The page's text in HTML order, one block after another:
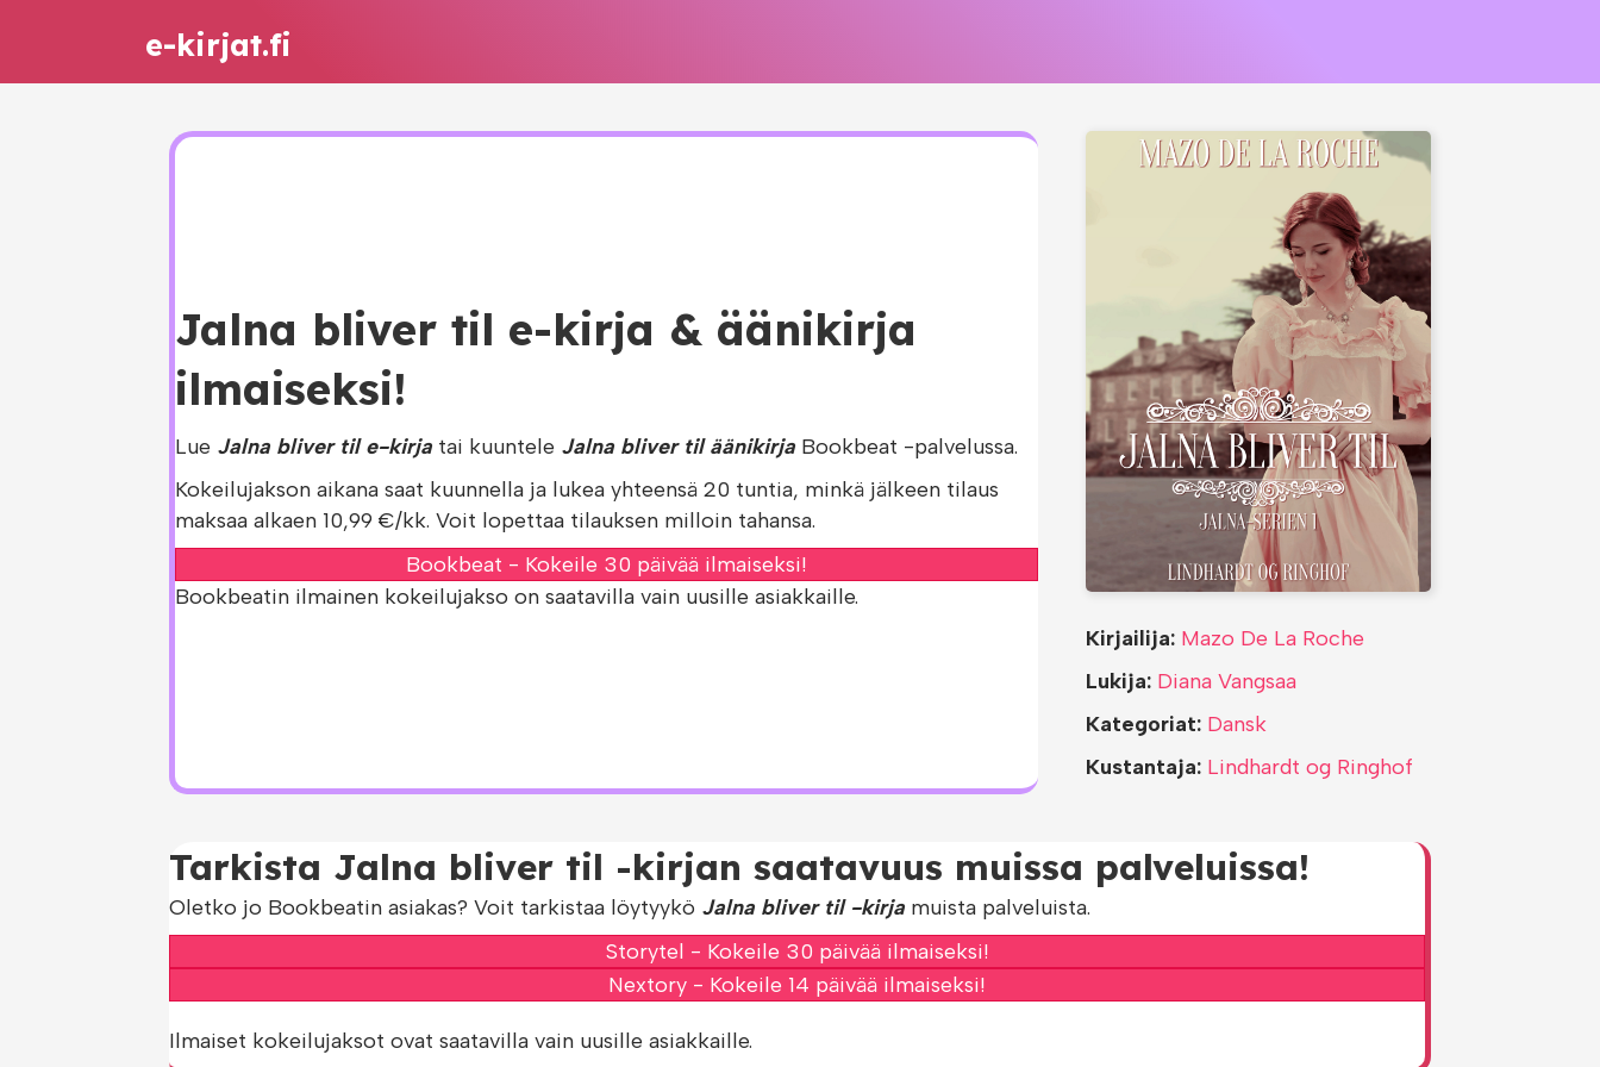
e-kirjat.fi
Jalna bliver til e-kirja & äänikirja
ilmaiseksi!
Lue Jalna bliver til e-kirja tai kuuntele Jalna bliver til äänikirja Bookbeat -palvelussa.
Kokeilujakson aikana saat kuunnella ja lukea yhteensä 20 tuntia, minkä jälkeen tilaus
maksaa alkaen 10,99 €/kk. Voit lopettaa tilauksen milloin tahansa.
Bookbeat - Kokeile 30 päivää ilmaiseksi!
Bookbeatin ilmainen kokeilujakso on saatavilla vain uusille asiakkaille.
Kirjailija: Mazo De La Roche
Lukija: Diana Vangsaa
Kategoriat: Dansk
Kustantaja: Lindhardt og Ringhof
Tarkista Jalna bliver til -kirjan saatavuus muissa palveluissa!
Oletko jo Bookbeatin asiakas? Voit tarkistaa löytyykö Jalna bliver til -kirja muista palveluista.
Storytel - Kokeile 30 päivää ilmaiseksi!
Nextory - Kokeile 14 päivää ilmaiseksi!
Ilmaiset kokeilujaksot ovat saatavilla vain uusille asiakkaille.